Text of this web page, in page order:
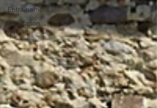
Entraînement
Facilitation
équine